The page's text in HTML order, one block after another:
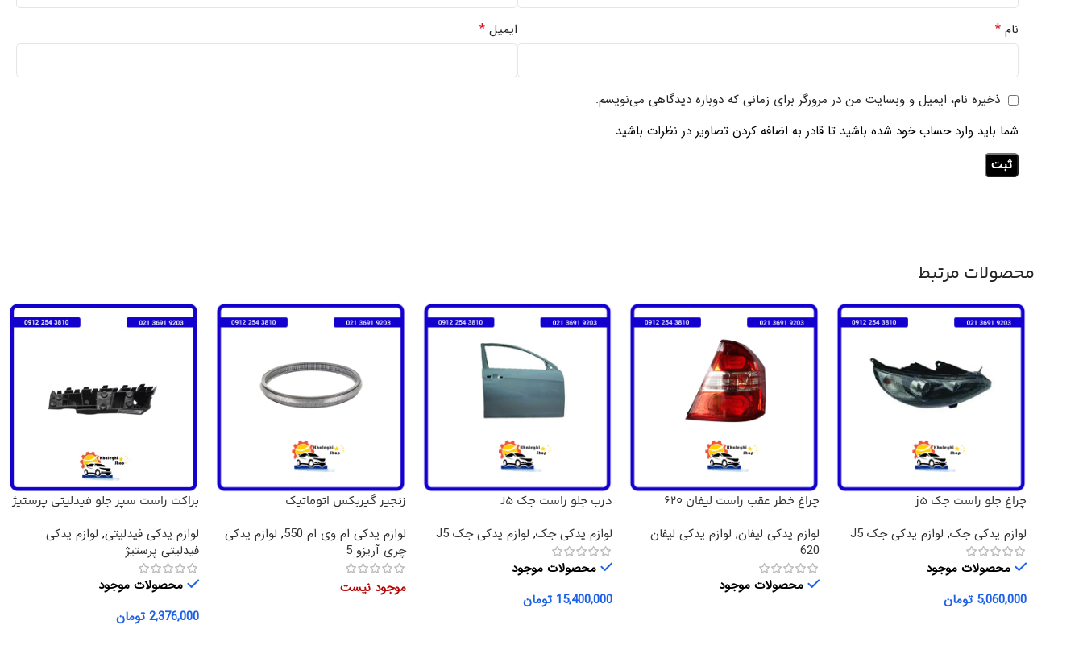
نام * ایمیل *
ذخیره نام، ایمیل و وبسایت من در مرورگر برای زمانی که دوباره دیدگاهی می‌نویسم.
شما باید وارد حساب خود شده باشید تا قادر به اضافه کردن تصاویر در نظرات باشید.
محصولات مرتبط
چراغ جلو راست جک j5
لوازم یدکی جک, لوازم یدکی جک J5
محصولات موجود
5,060,000 تومان
چراغ خطر عقب راست لیفان 620
لوازم یدکی لیفان, لوازم یدکی لیفان
620
محصولات موجود
درب جلو راست جک J5
لوازم یدکی جک, لوازم یدکی جک J5
محصولات موجود
15,400,000 تومان
زنجیر گیربکس اتوماتیک
لوازم یدکی ام وی ام 550 , لوازم یدکی
چری آریزو 5
موجود نیست
براکت راست سپر جلو فیدلیتی پرستیژ
لوازم یدکی فیدلیتی, لوازم یدکی
فیدلیتی پرستیژ
محصولات موجود
2,376,000 تومان